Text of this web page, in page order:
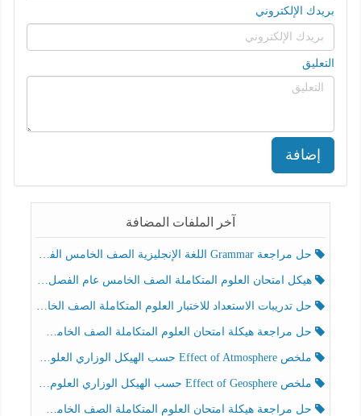
بريدك الإلكتروني
التعليق
إضافة
آخر الملفات المضافة
حل مراجعة Grammar اللغة الإنجليزية الصف الخامس الفصل الثالث
هيكل امتحان العلوم المتكاملة الصف الخامس عام الفصل الدراسي الثالث 2025-2026
حل تدريبات الاستعداد للاختبار العلوم المتكاملة الصف الخامس عام الفصل الثالث
حل مراجعة هيكلة امتحان العلوم المتكاملة الصف الخامس انسبير الفصل الثالث
ملخص Effect of Atmosphere حسب الهيكل الوزاري العلوم المتكاملة الصف الخامس انسبير الفصل الثالث
ملخص Effect of Geosphere حسب الهيكل الوزاري العلوم المتكاملة الصف الخامس انسبير الفصل الثالث
حل مراجعة هيكلة امتحان العلوم المتكاملة الصف الخامس عام الفصل الثالث